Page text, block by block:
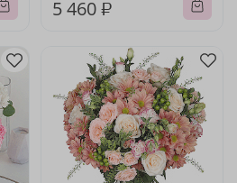
5 460 ₽